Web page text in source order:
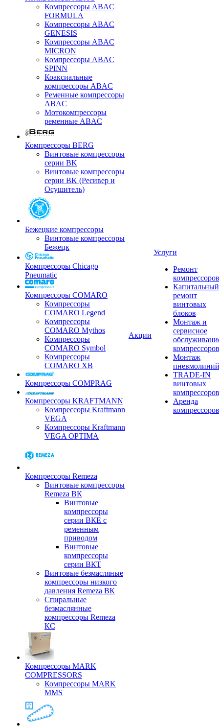
Компрессоры ABAC
FORMULA
Компрессоры ABAC
GENESIS
Компрессоры ABAC
MICRON
Компрессоры ABAC
SPINN
Коаксиальные
компрессоры ABAC
Ременные компрессоры
ABAC
Мотокомпрессоры
ременные ABAC
Компрессоры BERG
Винтовые компрессоры
серии BK
Винтовые компрессоры
серии BK (Ресивер и
Осушитель)
Бежецкие компрессоры
Винтовые компрессоры
Бежецк
Компрессоры Chicago
Pneumatic
Компрессоры COMARO
Компрессоры
COMARO Legend
Компрессоры
COMARO Mythos
Компрессоры
COMARO Symbol
Компрессоры
COMARO XB
Компрессоры COMPRAG
Компрессоры KRAFTMANN
Компрессоры Kraftmann
VEGA
Компрессоры Kraftmann
VEGA OPTIMA
Компрессоры Remeza
Винтовые компрессоры
Remeza ВК
Винтовые
компрессоры
серии ВКЕ с
ременным
приводом
Винтовые
компрессоры
серии ВКТ
Винтовые безмасляные
компрессоры низкого
давления Remeza ВК
Спиральные
безмаслянные
компрессоры Remeza
КС
Компрессоры MARK
COMPRESSORS
Компрессоры MARK
MMS
Акции
Услуги
Ремонт
компрессоров
Капитальный
ремонт
винтовых
блоков
Монтаж и
сервисное
компрессоров
Монтаж
пневмолиний
TRADE-IN
винтовых
компрессоров
Аренда
компрессоров